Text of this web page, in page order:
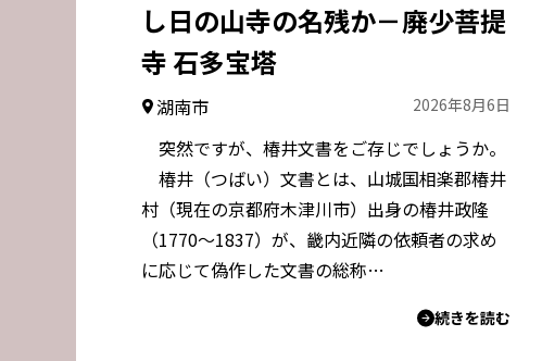
し日の山寺の名残か－廃少菩提
寺 石多宝塔
湖南市 2026年8月6日
突然ですが、椿井文書をご存じでしょうか。
椿井（つばい）文書とは、山城国相楽郡椿井
村（現在の京都府木津川市）出身の椿井政隆
（1770～1837）が、畿内近隣の依頼者の求め
に応じて偽作した文書の総称…
続きを読む